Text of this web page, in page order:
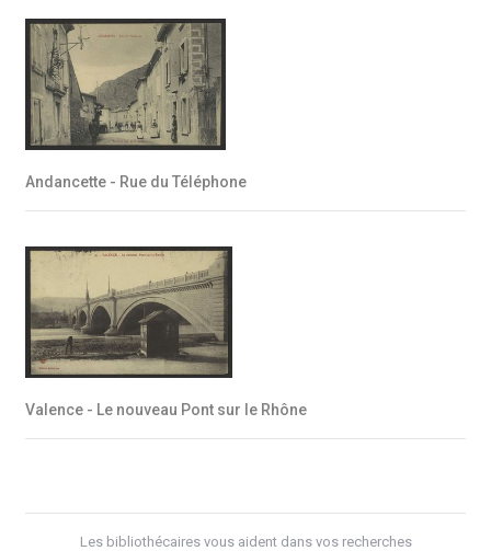
Andancette - Rue du Téléphone
Valence - Le nouveau Pont sur le Rhône
Les bibliothécaires vous aident dans vos recherches